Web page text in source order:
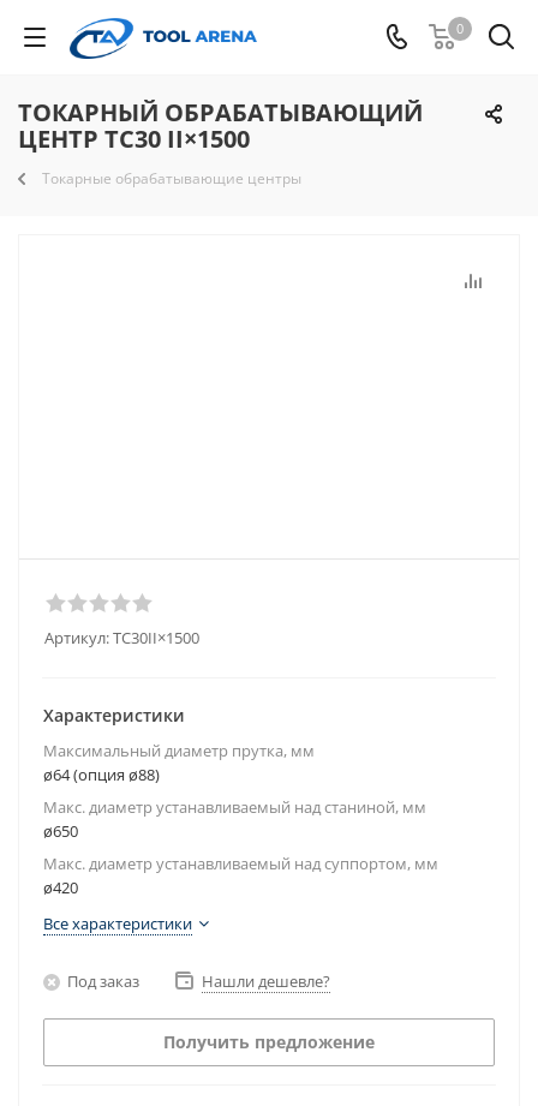
0
ТОКАРНЫЙ ОБРАБАТЫВАЮЩИЙ
ЦЕНТР TC30 II×1500
Токарные обрабатывающие центры
Артикул:TC30II×1500
Характеристики
Максимальный диаметр прутка, мм
ø64 (опция ø88)
Макс. диаметр устанавливаемый над станиной, мм
ø650
Макс. диаметр устанавливаемый над суппортом, мм
ø420
Все характеристики
Под заказ Нашли дешевле?
Получить предложение